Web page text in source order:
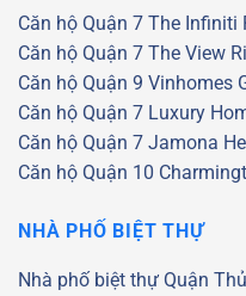
Căn hộ Quận 7 The Infiniti
Căn hộ Quận 7 The View
Căn hộ Quận 9 Vinhomes
Căn hộ Quận 7 Luxury
Căn hộ Quận 7 Jamona
Căn hộ Quận 10
NHÀ PHỐ BIỆT THỰ
Nhà phố biệt thự Quận